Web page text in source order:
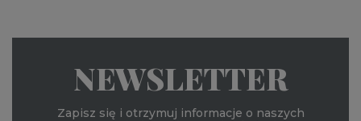
NEWSLETTER
Zapisz się i otrzymuj informacje o naszych